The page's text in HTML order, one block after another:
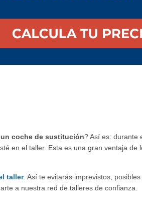
coche de sustitución? Así es: durante
en el taller. Esta es una gran ventaja de
taller. Así te evitarás imprevistos,
a nuestra red de talleres de confianza.